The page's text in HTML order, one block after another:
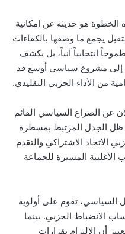
هو حديثه عن إمكانية
يجمع ما وصفها بالكفاءات
انتخابياً آنياً، بل يكشف
إلى مشروع سياسي أوسع قد
من الأداء الحزبي التقليدي.
عن الصراع السياسي القائم
ظل الجدل المرتبط بمسطرة
الاشتراكي والتقدم
الأغلبية المسيرة للجماعة
السياسي، تقوم على أولوية
الانضباط الحزبي. بينما
أن الالتزام بقرارات